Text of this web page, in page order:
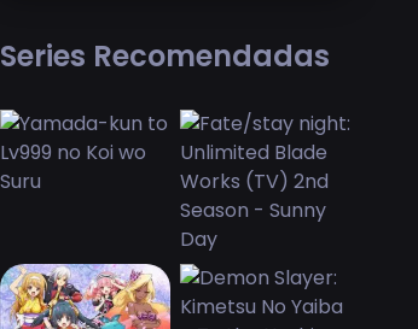
Series Recomendadas